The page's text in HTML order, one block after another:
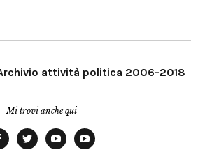
attività politica 2006-2018
Mi trovi anche qui